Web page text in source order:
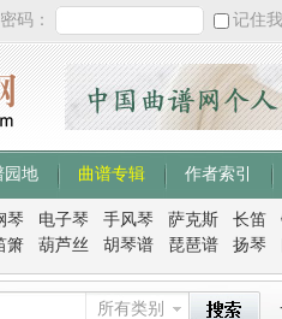
密码： 记住我
园地 曲谱专辑 作者索引
琴 电子琴 手风琴 萨克斯 长笛
箫
葫芦丝 胡琴谱 琵琶谱 扬琴
所有类别